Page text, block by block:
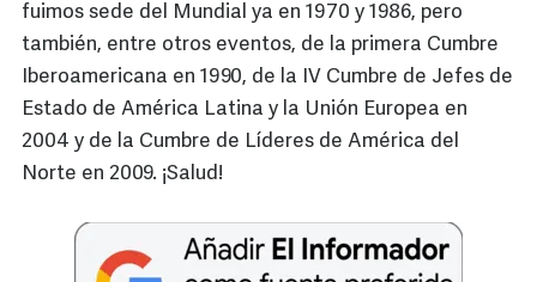
fuimos sede del Mundial ya en 1970 y 1986, pero
también, entre otros eventos, de la primera Cumbre
Iberoamericana en 1990, de la IV Cumbre de Jefes de
Estado de América Latina y la Unión Europea en
2004 y de la Cumbre de Líderes de América del
Norte en 2009. ¡Salud!